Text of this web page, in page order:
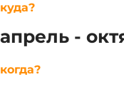
куда?
апрель -
когда?